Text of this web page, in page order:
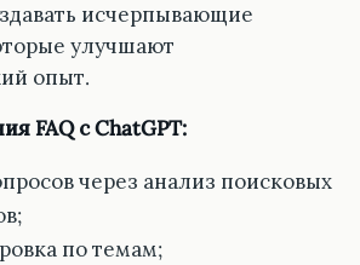
исчерпывающие
улучшают
опыт.
FAQ с ChatGPT:
через анализ поисковых
по темам;